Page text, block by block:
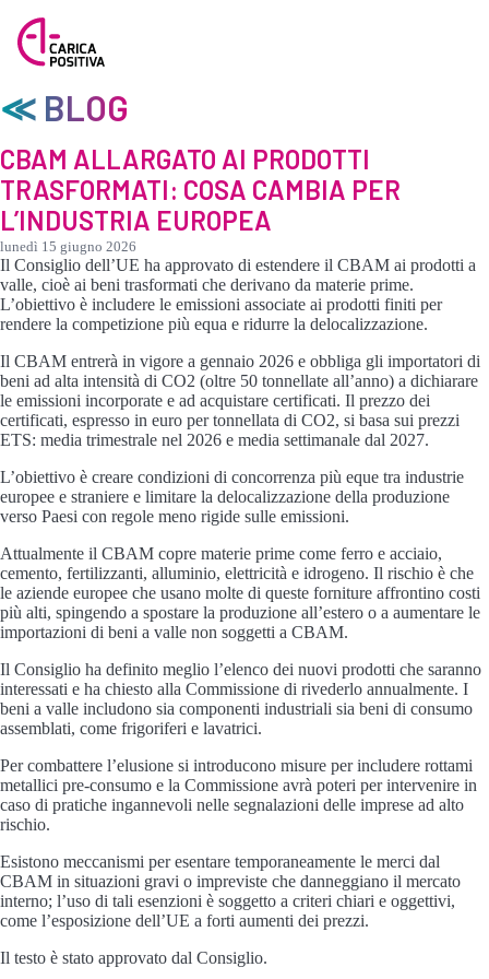
≪ BLOG
CBAM ALLARGATO AI PRODOTTI
TRASFORMATI: COSA CAMBIA PER
L’INDUSTRIA EUROPEA
lunedì 15 giugno 2026
Il Consiglio dell’UE ha approvato di estendere il CBAM ai prodotti a
valle, cioè ai beni trasformati che derivano da materie prime.
L’obiettivo è includere le emissioni associate ai prodotti finiti per
rendere la competizione più equa e ridurre la delocalizzazione.
Il CBAM entrerà in vigore a gennaio 2026 e obbliga gli importatori di
beni ad alta intensità di CO2 (oltre 50 tonnellate all’anno) a dichiarare
le emissioni incorporate e ad acquistare certificati. Il prezzo dei
certificati, espresso in euro per tonnellata di CO2, si basa sui prezzi
ETS: media trimestrale nel 2026 e media settimanale dal 2027.
L’obiettivo è creare condizioni di concorrenza più eque tra industrie
europee e straniere e limitare la delocalizzazione della produzione
verso Paesi con regole meno rigide sulle emissioni.
Attualmente il CBAM copre materie prime come ferro e acciaio,
cemento, fertilizzanti, alluminio, elettricità e idrogeno. Il rischio è che
le aziende europee che usano molte di queste forniture affrontino costi
più alti, spingendo a spostare la produzione all’estero o a aumentare le
importazioni di beni a valle non soggetti a CBAM.
Il Consiglio ha definito meglio l’elenco dei nuovi prodotti che saranno
interessati e ha chiesto alla Commissione di rivederlo annualmente. I
beni a valle includono sia componenti industriali sia beni di consumo
assemblati, come frigoriferi e lavatrici.
Per combattere l’elusione si introducono misure per includere rottami
metallici pre-consumo e la Commissione avrà poteri per intervenire in
caso di pratiche ingannevoli nelle segnalazioni delle imprese ad alto
rischio.
Esistono meccanismi per esentare temporaneamente le merci dal
CBAM in situazioni gravi o impreviste che danneggiano il mercato
interno; l’uso di tali esenzioni è soggetto a criteri chiari e oggettivi,
come l’esposizione dell’UE a forti aumenti dei prezzi.
Il testo è stato approvato dal Consiglio.